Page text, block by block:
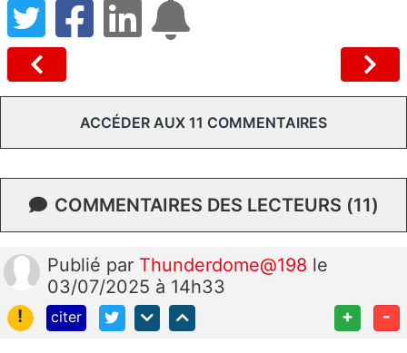
ACCÉDER AUX 11 COMMENTAIRES
COMMENTAIRES DES LECTEURS (11)
Publié par Thunderdome@198 le
03/07/2025 à 14h33
!
citer + -